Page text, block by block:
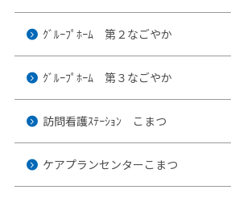
ｸﾞﾙｰﾌﾟﾎｰﾑ 第２なごやか
ｸﾞﾙｰﾌﾟﾎｰﾑ 第３なごやか
訪問看護ｽﾃｰｼｮﾝ こまつ
ケアプランセンターこまつ